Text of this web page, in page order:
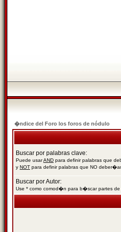
�ndice del Foro los foros de nódulo
Buscar por palabras clave:
Puede usarAND para definir palabras que
y NOT para definir palabras que NO
Buscar por Autor:
Use * como comod�n para b�scar partes de